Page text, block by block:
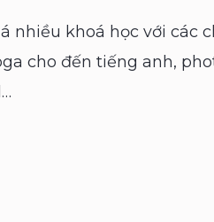
nhiều khoá học với các
cho đến tiếng anh,